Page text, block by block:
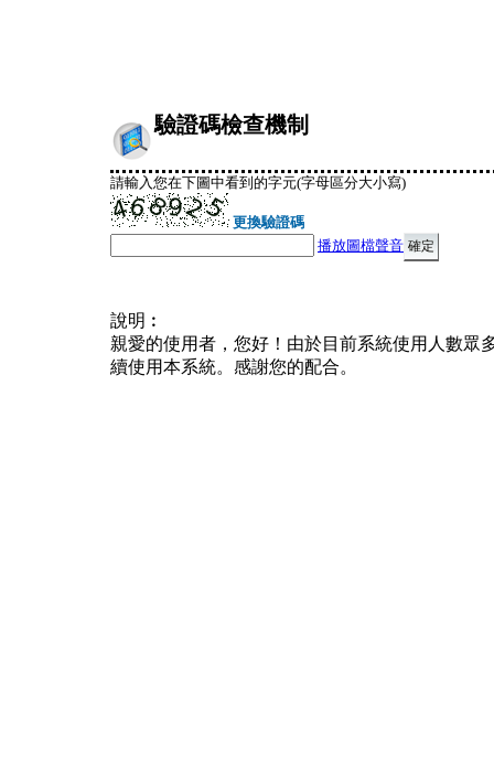
驗證碼檢查機制
請輸入您在下圖中看到的字元(字母區分大小寫)
更換驗證碼
播放圖檔聲音
說明︰
親愛的使用者，您好！由於目前系統使用人數眾
續使用本系統。感謝您的配合。